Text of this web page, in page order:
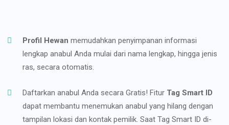
Profil Hewan memudahkan penyimpanan informasi
lengkap anabul Anda mulai dari nama lengkap, hingga jenis
ras, secara otomatis.
Daftarkan anabul Anda secara Gratis! Fitur Tag Smart ID
dapat membantu menemukan anabul yang hilang dengan
tampilan lokasi dan kontak pemilik. Saat Tag Smart ID di-